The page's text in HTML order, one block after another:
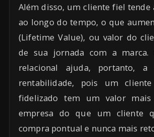
Além disso, um cliente fiel tende
ao longo do tempo, o que
(Lifetime Value), ou valor do
de sua jornada com a marca.
relacional ajuda, portanto, a
rentabilidade, pois um
fidelizado tem um valor
empresa do que um cliente
compra pontual e nunca mais